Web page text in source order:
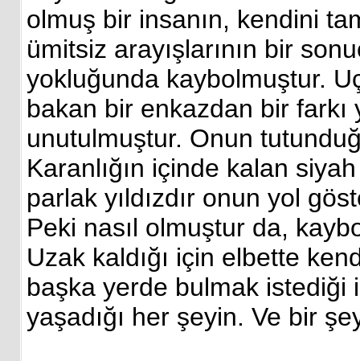
olmuş bir insanın, kendini
ümitsiz arayışlarının bir
yokluğunda kaybolmuştur.
bakan bir enkazdan bir
unutulmuştur. Onun
Karanlığın içinde kalan
parlak yıldızdır onun yol
Peki nasıl olmuştur da,
Uzak kaldığı için elbette
başka yerde bulmak istediği
yaşadığı her şeyin. Ve bir